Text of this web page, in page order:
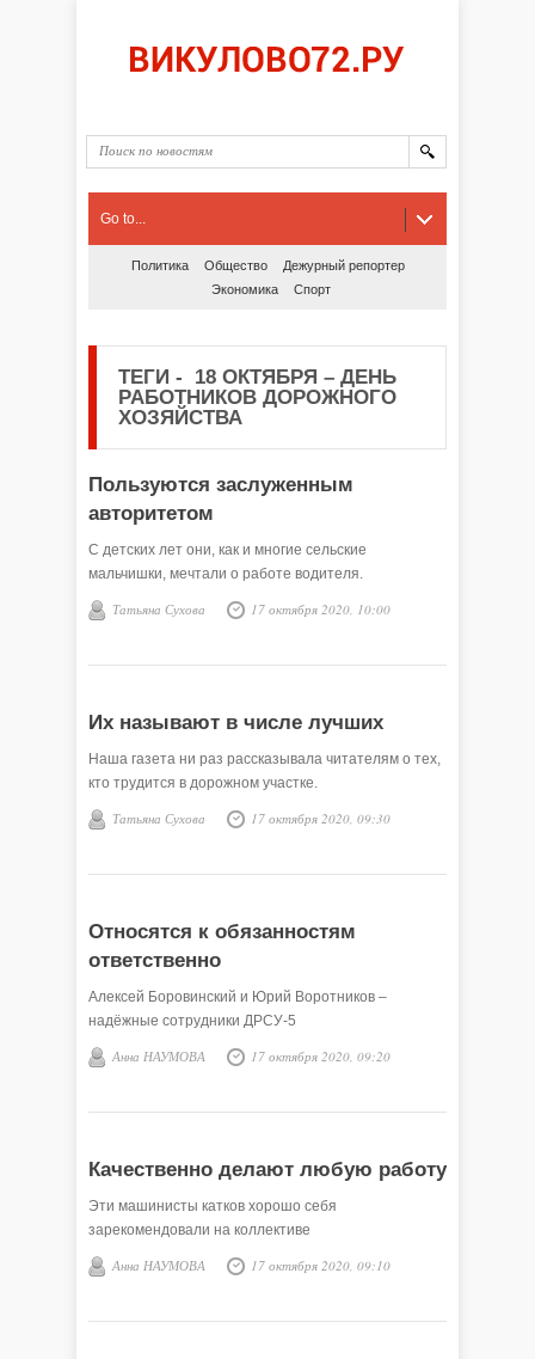
Go to...
Политика Общество
Дежурный репортер
Экономика
Спорт
ТЕГИ - 18 ОКТЯБРЯ – ДЕНЬ
РАБОТНИКОВ ДОРОЖНОГО
ХОЗЯЙСТВА
Пользуются заслуженным
авторитетом
С детских лет они, как и многие сельские
мальчишки, мечтали о работе водителя.
Татьяна Сухова 17 октября 2020, 10:00
Их называют в числе лучших
Наша газета ни раз рассказывала читателям о тех,
кто трудится в дорожном участке.
Татьяна Сухова 17 октября 2020, 09:30
Относятся к обязанностям
ответственно
Алексей Боровинский и Юрий Воротников –
надёжные сотрудники ДРСУ-5
Анна НАУМОВА 17 октября 2020, 09:20
Качественно делают любую работу
Эти машинисты катков хорошо себя
зарекомендовали на коллективе
Анна НАУМОВА 17 октября 2020, 09:10